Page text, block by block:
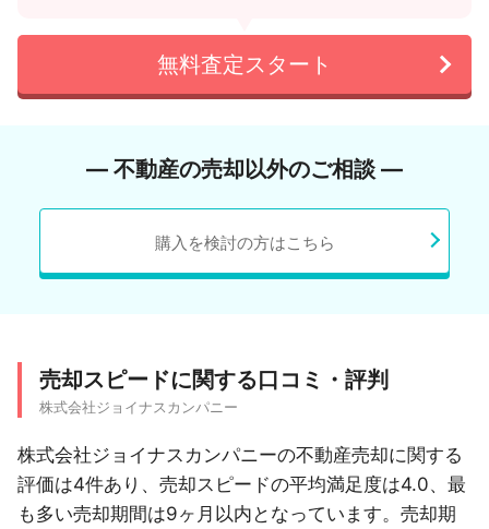
無料査定スタート
― 不動産の売却以外のご相談 ―
購入を検討の方はこちら
売却スピードに関する口コミ・評判
株式会社ジョイナスカンパニー
株式会社ジョイナスカンパニーの不動産売却に関する
評価は4件あり、売却スピードの平均満足度は4.0、最
も多い売却期間は9ヶ月以内となっています。売却期